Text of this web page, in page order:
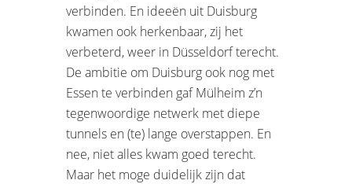
verbinden. En ideeën uit Duisburg
kwamen ook herkenbaar, zij het
verbeterd, weer in Düsseldorf terecht.
De ambitie om Duisburg ook nog met
Essen te verbinden gaf Mülheim z’n
tegenwoordige netwerk met diepe
tunnels en (te) lange overstappen. En
nee, niet alles kwam goed terecht.
Maar het moge duidelijk zijn dat